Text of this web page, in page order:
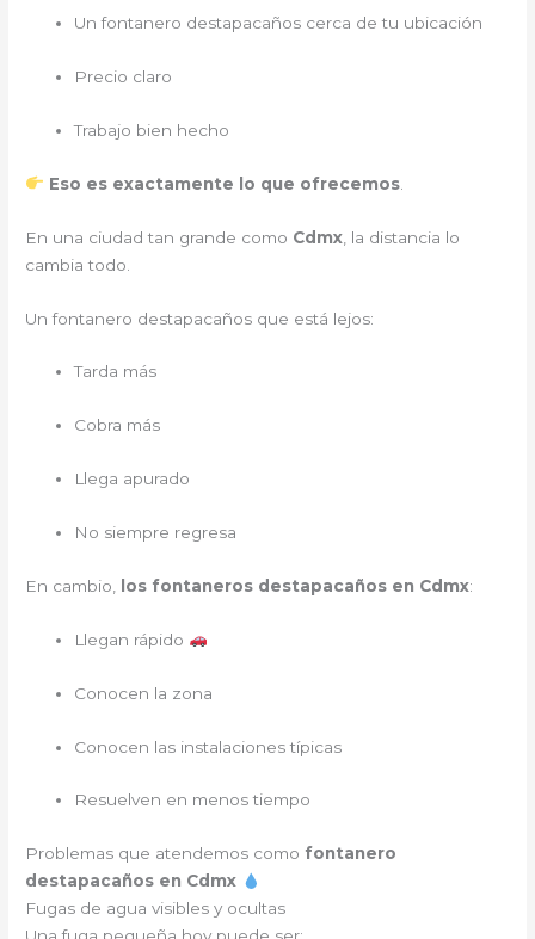
Un fontanero destapacaños cerca de tu ubicación
Precio claro
Trabajo bien hecho
Eso es exactamente lo que ofrecemos.
En una ciudad tan grande como Cdmx , la distancia lo
cambia todo.
Un fontanero destapacaños que está lejos:
Tarda más
Cobra más
Llega apurado
No siempre regresa
En cambio, los fontaneros destapacaños en Cdmx:
Llegan rápido
Conocen la zona
Conocen las instalaciones típicas
Resuelven en menos tiempo
Problemas que atendemos como fontanero
destapacaños en Cdmx
Fugas de agua visibles y ocultas